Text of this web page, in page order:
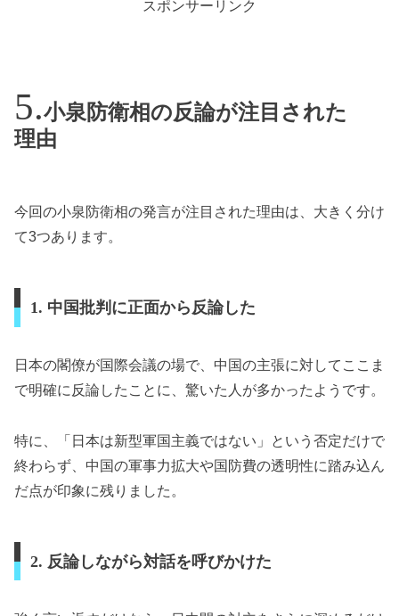
スポンサーリンク
小泉防衛相の反論が注目された
理由
今回の小泉防衛相の発言が注目された理由は、大きく分け
て3つあります。
1. 中国批判に正面から反論した
日本の閣僚が国際会議の場で、中国の主張に対してここま
で明確に反論したことに、驚いた人が多かったようです。
特に、「日本は新型軍国主義ではない」という否定だけで
終わらず、中国の軍事力拡大や国防費の透明性に踏み込ん
だ点が印象に残りました。
2. 反論しながら対話を呼びかけた